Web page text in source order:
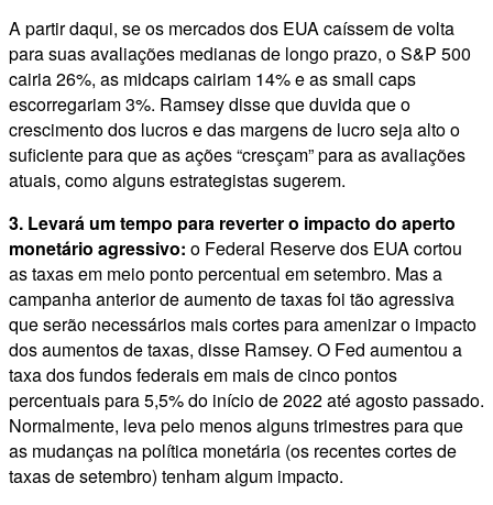
A partir daqui, se os mercados dos EUA caíssem de volta
para suas avaliações medianas de longo prazo, o S&P 500
cairia 26%, as midcaps cairiam 14% e as small caps
escorregariam 3%. Ramsey disse que duvida que o
crescimento dos lucros e das margens de lucro seja alto o
suficiente para que as ações “cresçam” para as avaliações
atuais, como alguns estrategistas sugerem.
3. Levará um tempo para reverter o impacto do aperto
monetário agressivo: o Federal Reserve dos EUA cortou
as taxas em meio ponto percentual em setembro. Mas a
campanha anterior de aumento de taxas foi tão agressiva
que serão necessários mais cortes para amenizar o impacto
dos aumentos de taxas, disse Ramsey. O Fed aumentou a
taxa dos fundos federais em mais de cinco pontos
percentuais para 5,5% do início de 2022 até agosto passado.
Normalmente, leva pelo menos alguns trimestres para que
as mudanças na política monetária (os recentes cortes de
taxas de setembro) tenham algum impacto.